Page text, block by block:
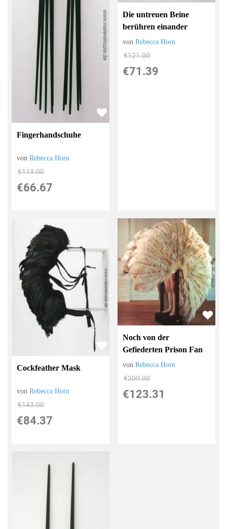
Fingerhandschuhe
vonRebecca Horn
€113.00
€66.67
Die untreuen Beine
berühren einander
vonRebecca Horn
€121.00
€71.39
Cockfeather Mask
vonRebecca Horn
€143.00
€84.37
Noch von der
Gefiederten Prison Fan
vonRebecca Horn
€209.00
€123.31